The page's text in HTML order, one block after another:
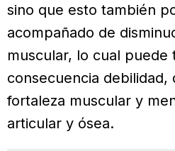
sino que esto también
acompañado de
muscular, lo cual puede
consecuencia debilidad,
fortaleza muscular y
articular y ósea.